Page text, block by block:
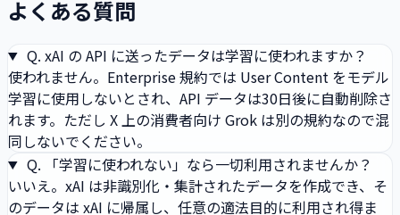
よくある質問
Q. xAI の API に送ったデータは学習に使われますか？
使われません。Enterprise 規約では User Content をモデル
学習に使用しないとされ、API データは30日後に自動削除さ
れます。ただし X 上の消費者向け Grok は別の規約なので混
同しないでください。
Q.
「学習に使われない」なら一切利用されませんか？
いいえ。xAI は非識別化・集計されたデータを作成でき、そ
のデータは xAI に帰属し、任意の適法目的に利用され得ま